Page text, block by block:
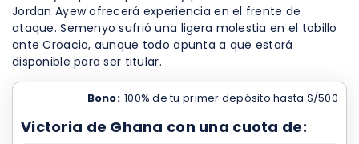
Jordan Ayew ofrecerá experiencia en el frente de
ataque. Semenyo sufrió una ligera molestia en el tobillo
ante Croacia, aunque todo apunta a que estará
disponible para ser titular.
Bono: 100% de tu primer depósito hasta S/500
Victoria de Ghana con una cuota de: